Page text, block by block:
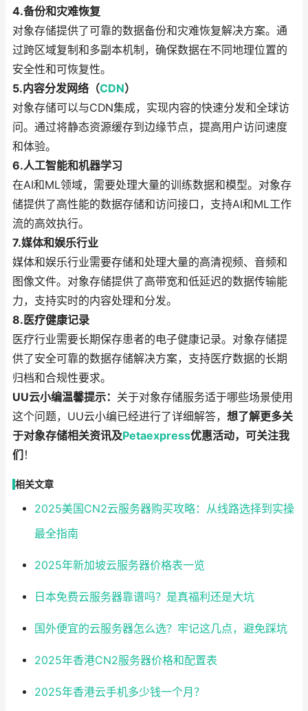
4.备份和灾难恢复
对象存储提供了可靠的数据备份和灾难恢复解决方案。通
过跨区域复制和多副本机制，确保数据在不同地理位置的
安全性和可恢复性。
5.内容分发网络（CDN）
对象存储可以与CDN集成，实现内容的快速分发和全球访
问。通过将静态资源缓存到边缘节点，提高用户访问速度
和体验。
6.人工智能和机器学习
在AI和ML领域，需要处理大量的训练数据和模型。对象存
储提供了高性能的数据存储和访问接口，支持AI和ML工作
流的高效执行。
7.媒体和娱乐行业
媒体和娱乐行业需要存储和处理大量的高清视频、音频和
图像文件。对象存储提供了高带宽和低延迟的数据传输能
力，支持实时的内容处理和分发。
8.医疗健康记录
医疗行业需要长期保存患者的电子健康记录。对象存储提
供了安全可靠的数据存储解决方案，支持医疗数据的长期
归档和合规性要求。
UU云小编温馨提示： 关于对象存储服务适于哪些场景使用
这个问题，UU云小编已经进行了详细解答， 想了解更多关
于对象存储相关资讯及Petaexpress优惠活动，可关注我
们 ！
相关文章
2025美国CN2云服务器购买攻略：从线路选择到实操
最全指南
2025年新加坡云服务器价格表一览
日本免费云服务器靠谱吗？是真福利还是大坑
国外便宜的云服务器怎么选？牢记这几点，避免踩坑
2025年香港CN2服务器价格和配置表
2025年香港云手机多少钱一个月？